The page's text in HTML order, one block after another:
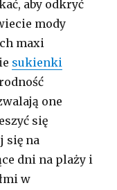
aby odkryć
mody
maxi
sukienki
one
się
się na
dni na plaży i
w